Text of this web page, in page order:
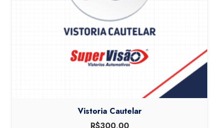
Vistoria Cautelar
R$300,00